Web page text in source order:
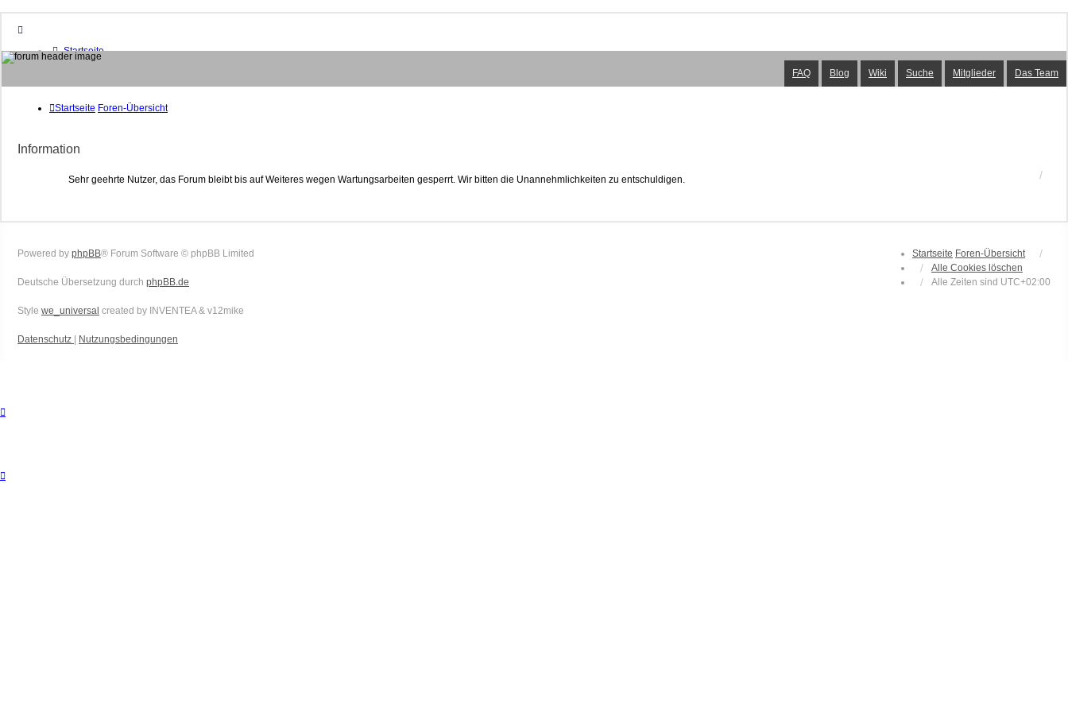
Startseite
Foren-Übersicht
Suche
Unbeantwortete Themen
Aktive Themen
Das Team
Anmelden
FAQ Blog Wiki Suche Mitglieder Das Team
Startseite Foren-Übersicht
Information
Sehr geehrte Nutzer, das Forum bleibt bis auf Weiteres wegen Wartungsarbeiten gesperrt. Wir bitten die Unannehmlichkeiten zu entschuldigen.
Startseite Foren-Übersicht
Alle Cookies löschen
Alle Zeiten sind UTC+02:00
Powered by phpBB® Forum Software © phpBB Limited
Deutsche Übersetzung durch phpBB.de
Style we_universal created by INVENTEA & v12mike
Datenschutz | Nutzungsbedingungen